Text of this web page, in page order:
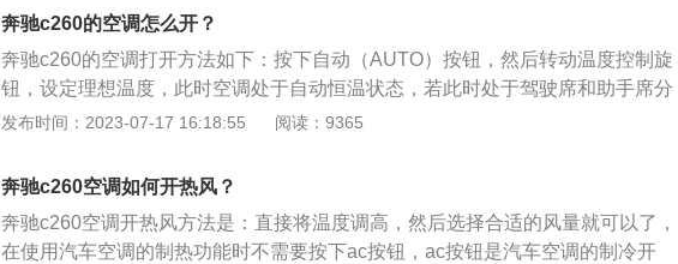
空调出风口前面不要放置装饰品，否则会影响空调的制冷效果。
膨胀阀等。不过，压缩机是制冷系统最主要部件之一，起着压缩和输送制冷剂蒸
汽的作用。既然这样，汽车开冷风肯定需要开ac开关，要不然空调系统只是鼓风
机在工作，输送的只是正常温度空气。在炎热的夏天，当打开ac键时，需要把温
度调节调到蓝色位置，自动空调可以设置一个温度，然后按下auto键，自动空调
会自动调整车内温度。空调的作用：1、利用制冷剂的不断变换循环达到制冷效
冷却液、废弃的余热或燃烧器燃烧产生热量，作为取暖的热源通过加热器加热，
由鼓风机送入车内，使温度上升达到制暖的效果；4、除去汽车内空气的尘埃、
臭味、烟气以及有毒气体，使车内空气变得清新，对车内空气进行加湿，提高车
奔驰c260的空调怎么开？
奔驰c260的空调打开方法如下：按下自动（AUTO）按钮，然后转动温度控制旋
钮，设定理想温度，此时空调处于自动恒温状态，若此时处于驾驶席和助手席分
别控温状态，需按下DUAL按钮解除DUAL模式，此时空调处于双区控制。奔驰c
动安全系统、智能化照明系统、预防性安全系统、乘客安全防护系统、救援工具
等，使得其舒适、精制、实用、安全性一流。
发布时间：2023-07-17 16:18:55 阅读：9365
奔驰c260空调如何开热风？
奔驰c260空调开热风方法是：直接将温度调高，然后选择合适的风量就可以了，
在使用汽车空调的制热功能时不需要按下ac按钮，ac按钮是汽车空调的制冷开